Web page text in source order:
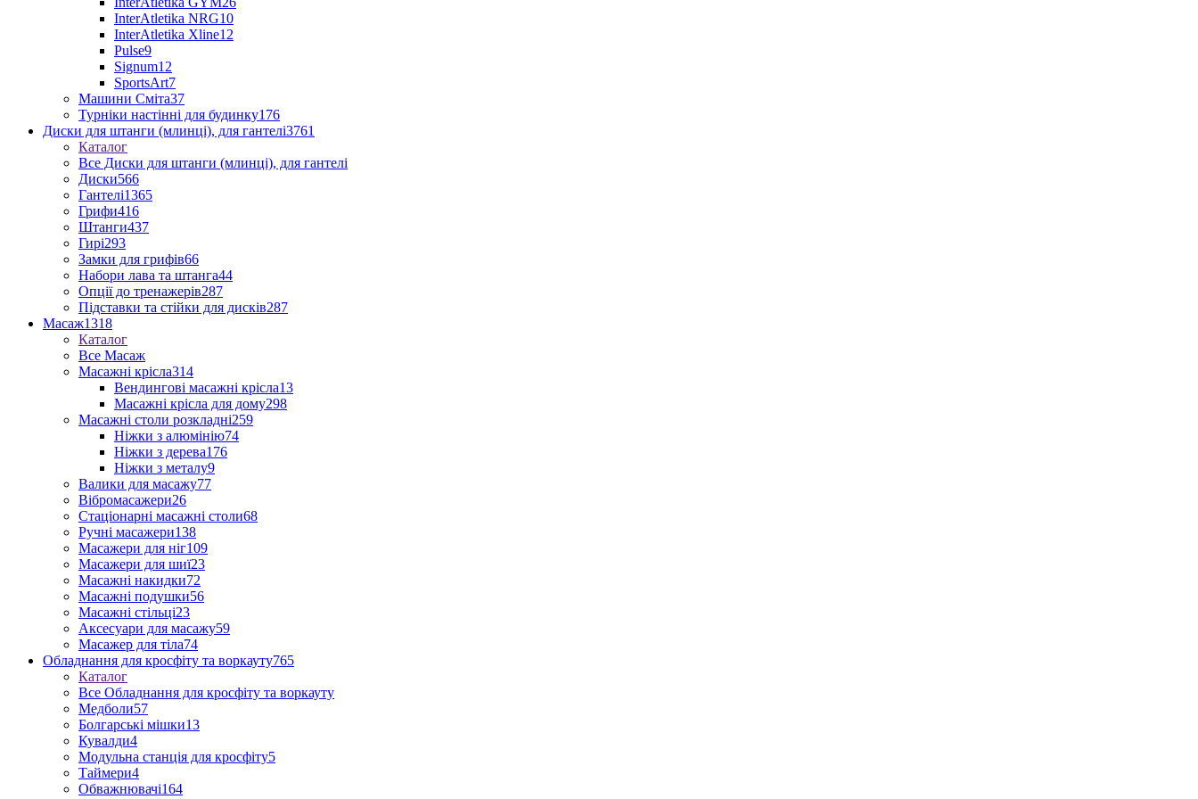
InterAtletika NRG10
InterAtletika Xline12
Pulse9
Signum12
SportsArt7
Машини Сміта37
Турніки настінні для будинку176
Диски для штанги (млинці), для гантелі3761
Каталог
Все Диски для штанги (млинці), для гантелі
Диски566
Гантелі1365
Грифи416
Штанги437
Гирі293
Замки для грифів66
Набори лава та штанга44
Опції до тренажерів287
Підставки та стійки для дисків287
Масаж1318
Каталог
Все Масаж
Масажні крісла314
Вендингові масажні крісла13
Масажні крісла для дому298
Масажні столи розкладні259
Ніжки з алюмінію74
Ніжки з дерева176
Ніжки з металу9
Валики для масажу77
Вібромасажери26
Стаціонарні масажні столи68
Ручні масажери138
Масажери для ніг109
Масажери для шиї23
Масажні накидки72
Масажні подушки56
Масажні стільці23
Аксесуари для масажу59
Масажер для тіла74
Обладнання для кросфіту та воркауту765
Каталог
Все Обладнання для кросфіту та воркауту
Медболи57
Болгарські мішки13
Кувалди4
Модульна станція для кросфіту5
Таймери4
Обважнювачі164